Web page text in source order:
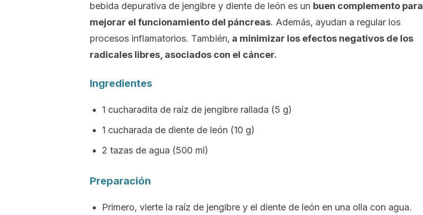
bebida depurativa de jengibre y diente de león es un buen complemento para
mejorar el funcionamiento del páncreas. Además, ayudan a regular los
procesos inflamatorios. También, a minimizar los efectos negativos de los
radicales libres, asociados con el cáncer.
Ingredientes
1 cucharadita de raíz de jengibre rallada (5 g)
1 cucharada de diente de león (10 g)
2 tazas de agua (500 ml)
Preparación
Primero, vierte la raíz de jengibre y el diente de león en una olla con agua.